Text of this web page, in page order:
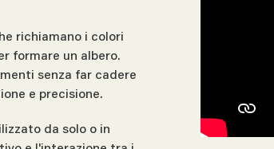
richiamano i colori
formare un albero.
senza far cadere
e precisione.
da solo o in